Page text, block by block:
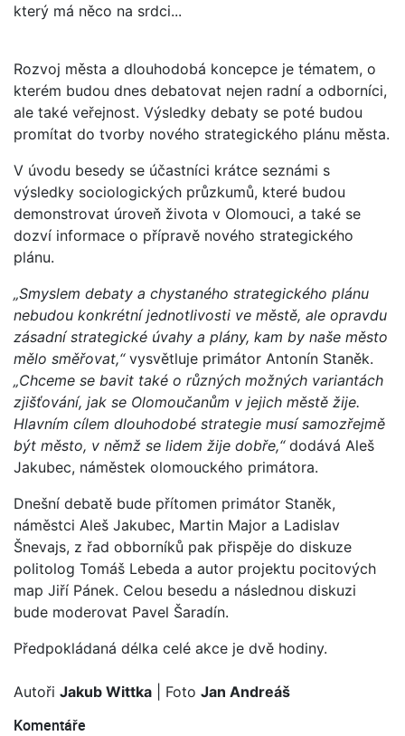
který má něco na srdci...
Rozvoj města a dlouhodobá koncepce je tématem, o
kterém budou dnes debatovat nejen radní a odborníci,
ale také veřejnost. Výsledky debaty se poté budou
promítat do tvorby nového strategického plánu města.
V úvodu besedy se účastníci krátce seznámi s
výsledky sociologických průzkumů, které budou
demonstrovat úroveň života v Olomouci, a také se
dozví informace o přípravě nového strategického
plánu.
„Smyslem debaty a chystaného strategického plánu
nebudou konkrétní jednotlivosti ve městě, ale opravdu
zásadní strategické úvahy a plány, kam by naše město
mělo směřovat,“ vysvětluje primátor Antonín Staněk.
„Chceme se bavit také o různých možných variantách
zjišťování, jak se Olomoučanům v jejich městě žije.
Hlavním cílem dlouhodobé strategie musí samozřejmě
být město, v němž se lidem žije dobře,“ dodává Aleš
Jakubec, náměstek olomouckého primátora.
Dnešní debatě bude přítomen primátor Staněk,
náměstci Aleš Jakubec, Martin Major a Ladislav
Šnevajs, z řad obborníků pak přispěje do diskuze
politolog Tomáš Lebeda a autor projektu pocitových
map Jiří Pánek. Celou besedu a následnou diskuzi
bude moderovat Pavel Šaradín.
Předpokládaná délka celé akce je dvě hodiny.
Autoři Jakub Wittka | Foto Jan Andreáš
Komentáře